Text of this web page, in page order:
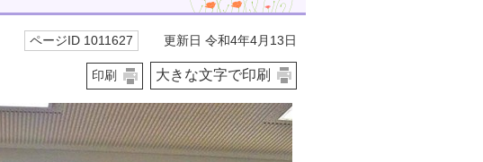
ページID 1011627 更新日 令和4年4月13日
印刷 大きな文字で印刷